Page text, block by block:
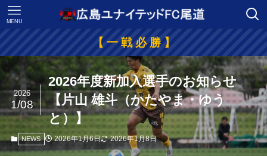
MENU
【 一 戦 必 勝 】
2026年度新加入選手のお知らせ
【片山 雄斗（かたやま・ゆう
と）】
2026
1/08
NEWS 2026年1月6日 2026年1月8日